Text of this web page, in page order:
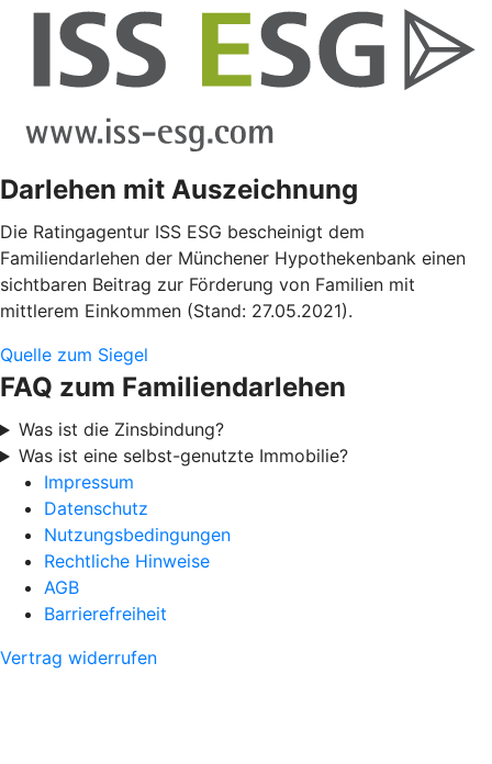
Darlehen mit Auszeichnung
Die Ratingagentur ISS ESG bescheinigt dem
Familiendarlehen der Münchener Hypothekenbank einen
sichtbaren Beitrag zur Förderung von Familien mit
mittlerem Einkommen (Stand: 27.05.2021).
Quelle zum Siegel
FAQ zum Familiendarlehen
Was ist die Zinsbindung?
Was ist eine selbst-genutzte Immobilie?
Impressum
Datenschutz
Nutzungsbedingungen
Rechtliche Hinweise
AGB
Barrierefreiheit
Vertrag widerrufen